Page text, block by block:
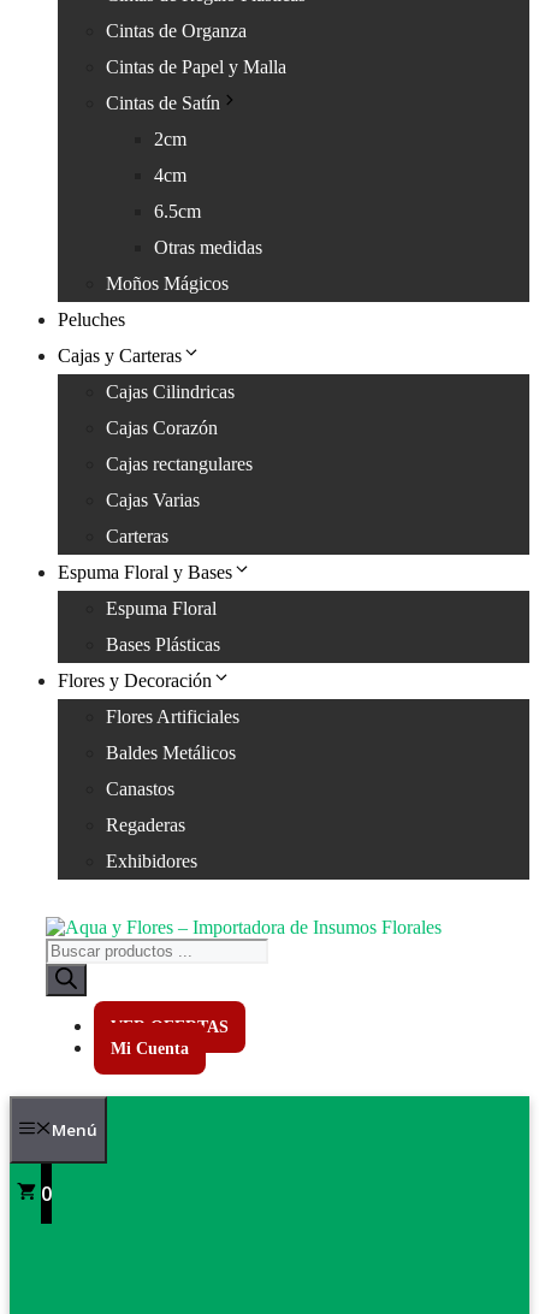
Cintas de Organza
Cintas de Papel y Malla
Cintas de Satín
2cm
4cm
6.5cm
Otras medidas
Moños Mágicos
Peluches
Cajas y Carteras
Cajas Cilindricas
Cajas Corazón
Cajas rectangulares
Cajas Varias
Carteras
Espuma Floral y Bases
Espuma Floral
Bases Plásticas
Flores y Decoración
Flores Artificiales
Baldes Metálicos
Canastos
Regaderas
Exhibidores
Búsqueda
de
productos
VER OFERTAS
Mi Cuenta
Menú
0